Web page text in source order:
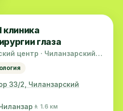
клиника
глаза
центр · Чиланзарский
33/2, Чиланзарский
🚶 1.6 км